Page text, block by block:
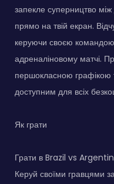
запекле суперництво
прямо на твій екран.
керуючи своєю
адреналіновому матчі.
першокласною графікою
доступним для всіх
Як грати
Грати в Brazil vs
Керуй своїми гравцями